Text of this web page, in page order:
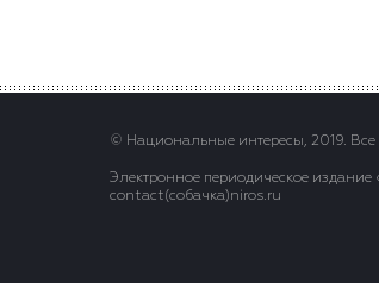
© Национальные интересы, 2019.
Электронное периодическое
contact(сoбaчка)niros.ru